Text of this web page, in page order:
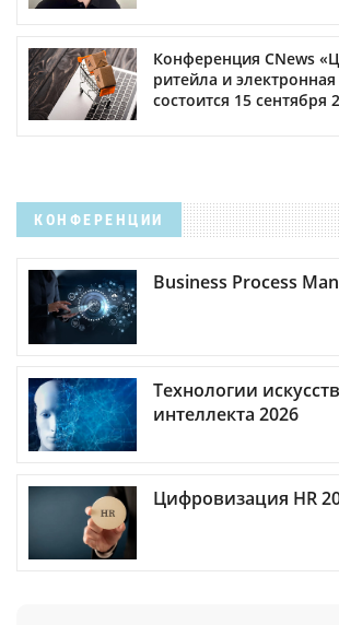
Конференция CNews
ритейла и
состоится 15 сентября
КОНФЕРЕНЦИИ
Business Process
Технологии
интеллекта 2026
Цифровизация HR